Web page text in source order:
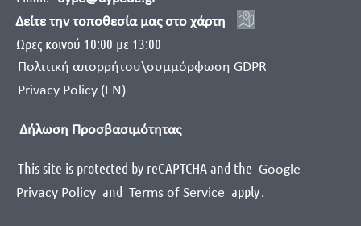
Δείτε την τοποθεσία μας στο χάρτη
Ωρες κοινού 10:00 με 13:00
Πολιτική απορρήτου\συμμόρφωση GDPR
Privacy Policy (EN)
Δήλωση Προσβασιμότητας
This site is protected by reCAPTCHA and the Google
Privacy Policy and Terms of Service apply.